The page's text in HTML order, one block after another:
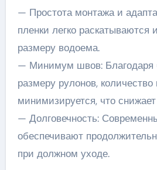
— Простота монтажа и
пленки легко раскатываются
размеру водоема.
— Минимум швов:
размеру рулонов,
минимизируется, что снижает
— Долговечность:
обеспечивают
при должном уходе.